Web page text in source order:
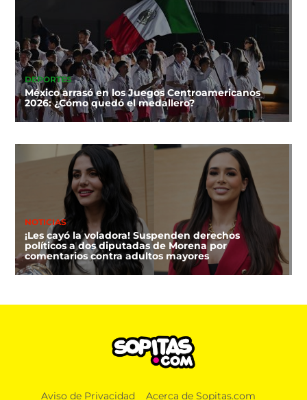
DEPORTES
México arrasó en los Juegos Centroamericanos
2026: ¿Cómo quedó el medallero?
NOTICIAS
¡Les cayó la voladora! Suspenden derechos
políticos a dos diputadas de Morena por
comentarios contra adultos mayores
Aviso de Privacidad Acerca de Sopitas.com